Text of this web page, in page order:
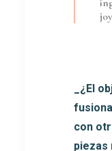
_¿El
con
piezas